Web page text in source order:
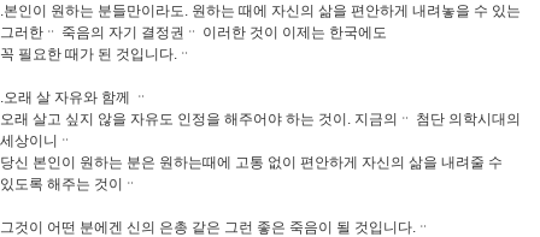
.본인이 원하는 분들만이라도. 원하는 때에 자신의 삶을 편안하게 내려놓을 수 있는
그러한ᆢ 죽음의 자기 결정권ᆢ 이러한 것이 이제는 한국에도
꼭 필요한 때가 된 것입니다.ᆢ
.오래 살 자유와 함께 ᆢ
오래 살고 싶지 않을 자유도 인정을 해주어야 하는 것이. 지금의ᆢ 첨단 의학시대의
세상이니ᆢ
당신 본인이 원하는 분은 원하는때에 고통 없이 편안하게 자신의 삶을 내려줄 수
있도록 해주는 것이ᆢ
그것이 어떤 분에겐 신의 은총 같은 그런 좋은 죽음이 될 것입니다.ᆢ